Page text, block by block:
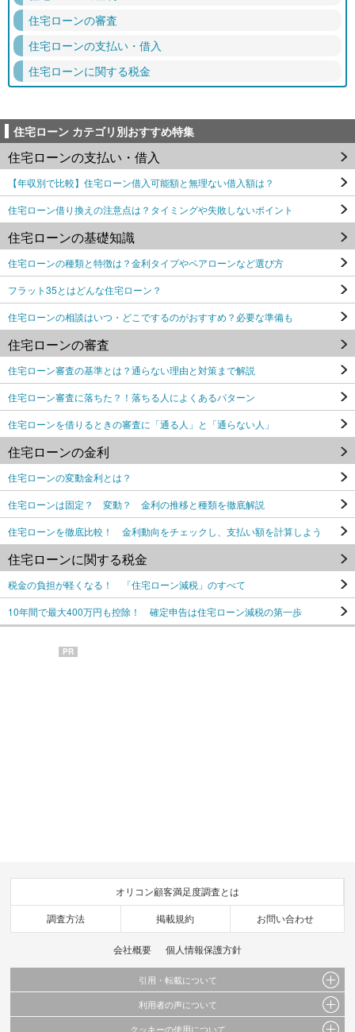
住宅ローンの審査
住宅ローンの支払い・借入
住宅ローンに関する税金
住宅ローン カテゴリ別おすすめ特集
住宅ローンの支払い・借入
【年収別で比較】住宅ローン借入可能額と無理ない借入額は？
住宅ローン借り換えの注意点は？タイミングや失敗しないポイント
住宅ローンの基礎知識
住宅ローンの種類と特徴は？金利タイプやペアローンなど選び方
フラット35とはどんな住宅ローン？
住宅ローンの相談はいつ・どこでするのがおすすめ？必要な準備も
住宅ローンの審査
住宅ローン審査の基準とは？通らない理由と対策まで解説
住宅ローン審査に落ちた？！落ちる人によくあるパターン
住宅ローンを借りるときの審査に「通る人」と「通らない人」
住宅ローンの金利
住宅ローンの変動金利とは？
住宅ローンは固定？ 変動？ 金利の推移と種類を徹底解説
住宅ローンを徹底比較！ 金利動向をチェックし、支払い額を計算しよう
住宅ローンに関する税金
税金の負担が軽くなる！ 「住宅ローン減税」のすべて
10年間で最大400万円も控除！ 確定申告は住宅ローン減税の第一歩
PR
オリコン顧客満足度調査とは
調査方法 掲載規約 お問い合わせ
会社概要 個人情報保護方針
引用・転載について
当サイトで公開されている情報（文字、写真、イラスト、画像データ等）及びこれらの配
置・編集および構造などについての著作権は株式会社oricon MEに帰属しております。
利用者の声について
クッキーの使用について